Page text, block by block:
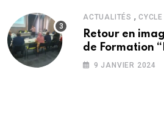
ACTUALITÉS ,
Retour en
de Formation
2024”
9 JANVIER 2024